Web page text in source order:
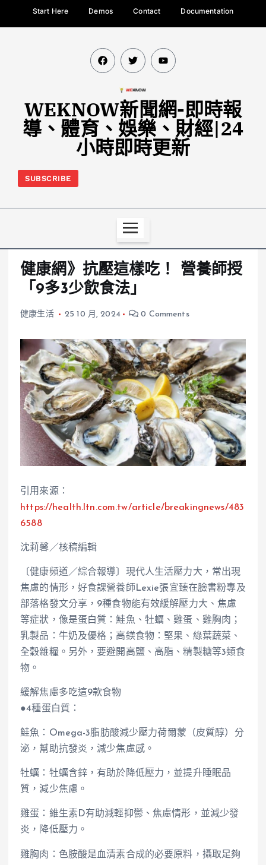
Start Here Demos Contact Documentation
WEKNOW新聞網-即時報
導、體育、娛樂、財經|24
小時即時更新
SUBSCRIBE
健康網》抗壓這樣吃！ 營養師授
「9多3少飲食法」
健康生活 25 10 月, 2024 0 Comments
引用來源：
https://health.ltn.com.tw/article/breakingnews/483
6588
沈莉馨／核稿編輯
〔健康頻道／綜合報導〕現代人生活壓力大，常出現
焦慮的情形，好食課營養師Lexie張宜臻在臉書粉專及
部落格發文分享，9種食物能有效緩解壓力大、焦慮
等症狀，像是蛋白質：鮭魚、牡蠣、雞蛋、雞胸肉；
乳製品：牛奶及優格；高鎂食物：堅果、綠葉蔬菜、
全穀雜糧。另外，要避開高鹽、高脂、精製糖等3類食
物。
緩解焦慮多吃這9款食物
●4種蛋白質：
鮭魚：Omega-3脂肪酸減少壓力荷爾蒙（皮質醇）分
泌，幫助抗發炎，減少焦慮感。
牡蠣：牡蠣含鋅，有助於降低壓力，並提升睡眠品
質，減少焦慮。
雞蛋：維生素D有助減輕抑鬱、焦慮情形，並減少發
炎，降低壓力。
雞胸肉：色胺酸是血清素合成的必要原料，攝取足夠